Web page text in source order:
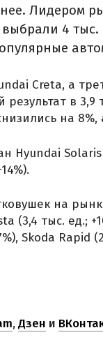
Лидером
4 тыс.
Creta, а
в
на 8%,
Hyundai
на
(3,4 тыс. ед.;
Skoda Rapid
,Дзен и